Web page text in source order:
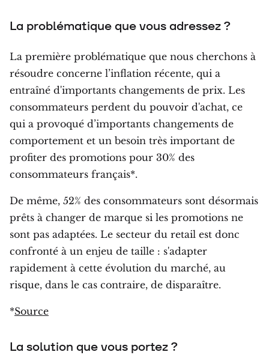
La problématique que vous adressez ?
La première problématique que nous cherchons à
résoudre concerne l’inflation récente, qui a
entraîné d'importants changements de prix. Les
consommateurs perdent du pouvoir d'achat, ce
qui a provoqué d’importants changements de
comportement et un besoin très important de
profiter des promotions pour 30% des
consommateurs français*.
De même, 52% des consommateurs sont désormais
prêts à changer de marque si les promotions ne
sont pas adaptées. Le secteur du retail est donc
confronté à un enjeu de taille : s'adapter
rapidement à cette évolution du marché, au
risque, dans le cas contraire, de disparaître.
*Source
La solution que vous portez ?